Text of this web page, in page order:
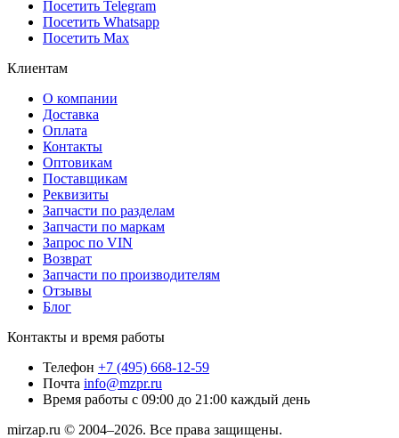
Посетить Telegram
Посетить Whatsapp
Посетить Max
Клиентам
О компании
Доставка
Оплата
Контакты
Оптовикам
Поставщикам
Реквизиты
Запчасти по разделам
Запчасти по маркам
Запрос по VIN
Возврат
Запчасти по производителям
Отзывы
Блог
Контакты и время работы
Телефон +7 (495) 668-12-59
Почта info@mzpr.ru
Время работы с 09:00 до 21:00 каждый день
mirzap.ru © 2004–2026. Все права защищены.